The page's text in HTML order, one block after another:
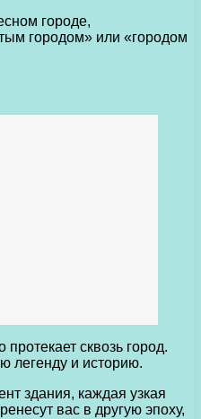
городе,
городом» или «городом
сквозь город.
легенду и историю.
здания, каждая узкая
вас в другую эпоху,